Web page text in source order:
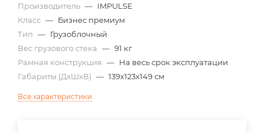
Производитель — IMPULSE
Класс — Бизнес премиум
Тип — Грузоблочный
Вес грузового стека — 91 кг
Рамная конструкция — На весь срок эксплуатации
Габариты (ДхШхВ) — 139х123х149 см
Все характеристики